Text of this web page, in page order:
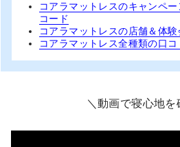
コアラマットレスのキャンペ
コード
コアラマットレスの店舗＆体験
コアラマットレス全種類の口
＼動画で寝心地を